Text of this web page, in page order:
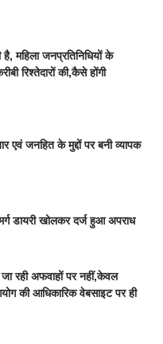
महिला जनप्रतिनिधियों के
रिश्तेदारों की,कैसे होंगी
एवं जनहित के मुद्दों पर बनी व्यापक
डायरी खोलकर दर्ज हुआ अपराध
जा रही अफवाहों पर नहीं,केवल
की आधिकारिक वेबसाइट पर ही